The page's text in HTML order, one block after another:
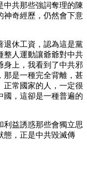
中共那些強詞奪理的陳
神奇經歷，仍然會下意
退休工資，認為這是黨
整人運動讓爺爺對中共
身上，我看到了中共邪
那是一種完全背離，甚
正常國家的人，一定很
國，這卻是一種普遍的
利益誘惑那些會獨立思
態，正是中共毀滅傳